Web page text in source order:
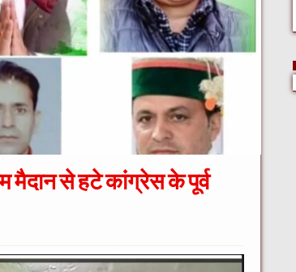
मैदान से हटे कांग्रेस के पूर्व